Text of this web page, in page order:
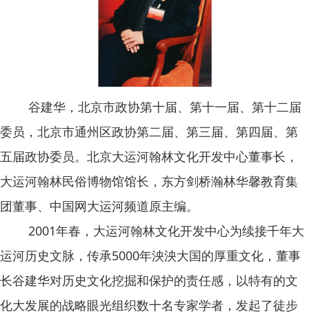
谷建华，北京市政协第十届、第十一届、第十二届
委员，北京市通州区政协第二届、第三届、第四届、第
五届政协委员。北京大运河翰林文化开发中心董事长，
大运河翰林民俗博物馆馆长，东方剑桥瀚林华馨教育集
团董事、中国网大运河频道原主编。
2001年春，大运河翰林文化开发中心为续接千年大
运河历史文脉，传承5000年泱泱大国的厚重文化，董事
长谷建华对历史文化挖掘和保护的责任感，以特有的文
化大发展的战略眼光组织数十名专家学者，发起了徒步